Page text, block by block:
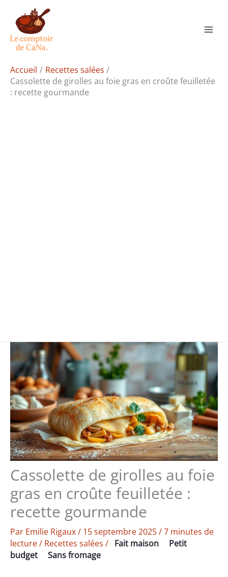
contenu
Accueil
Recettes salées
Cassolette de girolles au foie gras en croûte feuilletée
: recette gourmande
Cassolette de girolles au foie
gras en croûte feuilletée :
recette gourmande
Par Emilie Rigaux/ 15 septembre 2025/7 minutes de
lecture/ Recettes salées / Fait maison
Petit
budget
Sans fromage
Rechercher